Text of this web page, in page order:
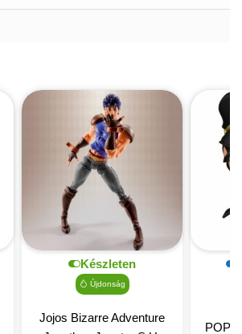
Készleten
Újdonság
Jojos Bizarre Adventure
POP